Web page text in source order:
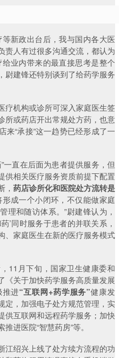
新政出台后，我与国内各大医
责人有过很多沟通交流，都认为
业内带来的最直接思考是整个
尉建锋还特别谈到了给药学服务
疗机构或诊所可深入家庭医生签
所或药店开出常规处方药，也意
来“承接”这一趋势已经形成了一
一直在后面为患者提供服务，但
供相关医疗服务资质前提下配置
， 药店诊所化和医院处方流转是
形成一个小闭环，不仅能做家庭
理和随访体系。”尉建锋认为，
’同时服务于患者的并联关系，
、家庭医生在新的医疗服务模式
11月下旬，国家卫生健康委和
《关于加快药学服务高质量发展
推进“互联网+药学服务”健康发
定，加强电子处方规范管理，实
供互联网和远程药学服务；加快
进医院“智慧药房”等。
江绍兴上线了处方续方流程的功